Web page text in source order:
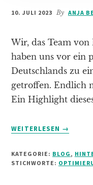
10. JULI 2023 By ANJA
Wir, das Team
haben uns vor ein
Deutschlands zu
getroffen. Endlich
Ein Highlight
WEITERLESEN
INFOS
→
KATEGORIE: BLOG,
STICHWORTE: